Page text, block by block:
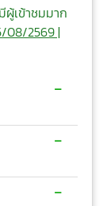
เข้าชมมาก
08/2569 |
-
-
-